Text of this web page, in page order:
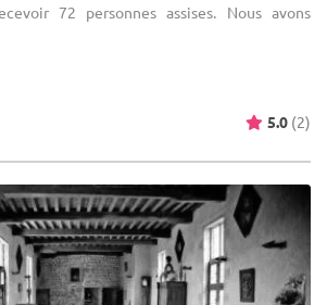
72 personnes assises. Nous avons
5.0 (2)